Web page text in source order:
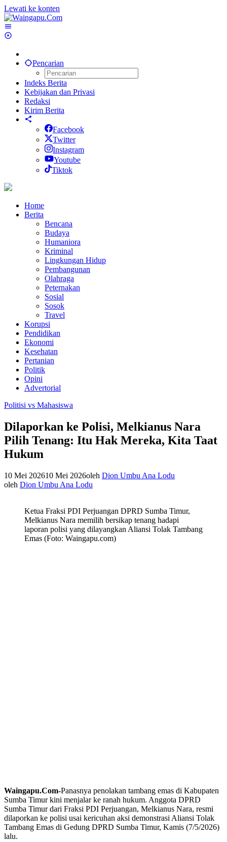
Lewati ke konten
Pencarian
Indeks Berita
Kebijakan dan Privasi
Redaksi
Kirim Berita
Facebook
Twitter
Instagram
Youtube
Tiktok
Home
Berita
Bencana
Budaya
Humaniora
Kriminal
Lingkungan Hidup
Pembangunan
Olahraga
Peternakan
Sosial
Sosok
Travel
Korupsi
Pendidikan
Ekonomi
Kesehatan
Pertanian
Politik
Opini
Advertorial
Politisi vs Mahasiswa
Dilaporkan ke Polisi, Melkianus Nara
Pilih Tenang: Itu Hak Mereka, Kita Taat
Hukum
10 Mei 202610 Mei 2026oleh Dion Umbu Ana Lodu
oleh Dion Umbu Ana Lodu
Ketua Fraksi PDI Perjuangan DPRD Sumba Timur,
Melkianus Nara memilih bersikap tenang hadapi
laporan polisi yang dilayangkan Aliansi Tolak Tambang
Emas (Foto: Waingapu.com)
Waingapu.Com-Panasnya penolakan tambang emas di Kabupaten
Sumba Timur kini menjalar ke ranah hukum. Anggota DPRD
Sumba Timur dari Fraksi PDI Perjuangan, Melkianus Nara, resmi
dilaporkan ke polisi usai kericuhan aksi demonstrasi Aliansi Tolak
Tambang Emas di Gedung DPRD Sumba Timur, Kamis (7/5/2026)
lalu.